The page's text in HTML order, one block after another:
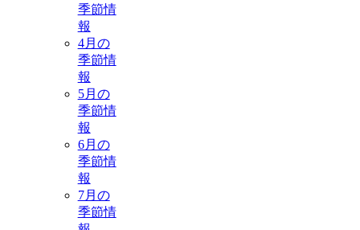
季節情
報
4月の
季節情
報
5月の
季節情
報
6月の
季節情
報
7月の
季節情